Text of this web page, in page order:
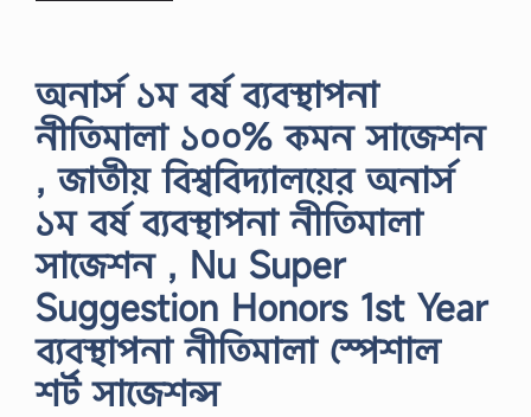
অনার্স ১ম বর্ষ ব্যবস্থাপনা
নীতিমালা ১০০% কমন সাজেশন
, জাতীয় বিশ্ববিদ্যালয়ের অনার্স
১ম বর্ষ ব্যবস্থাপনা নীতিমালা
সাজেশন , Nu Super
Suggestion Honors 1st Year
ব্যবস্থাপনা নীতিমালা স্পেশাল
শর্ট সাজেশন্স